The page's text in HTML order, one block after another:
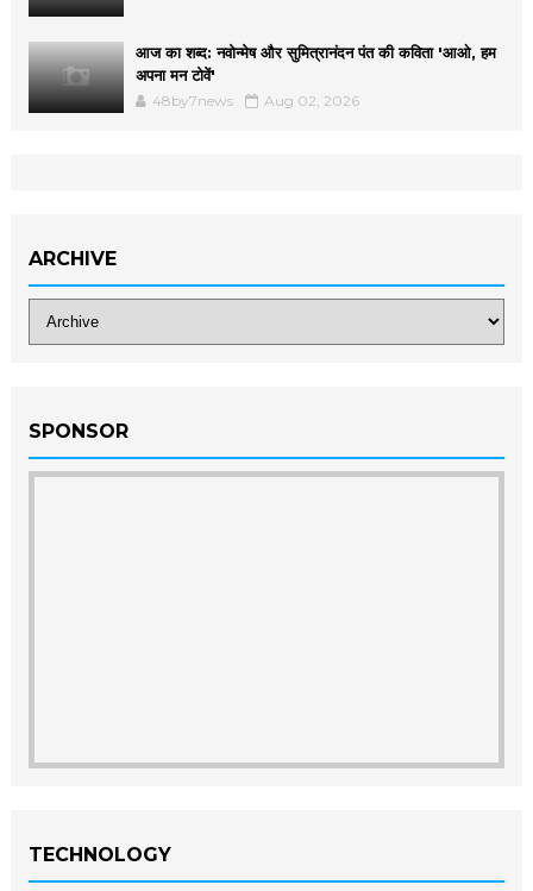
आज का शब्द: नवोन्मेष और सुमित्रानंदन पंत की कविता 'आओ, हम
अपना मन टोवें'
48by7news Aug 02, 2026
ARCHIVE
SPONSOR
TECHNOLOGY